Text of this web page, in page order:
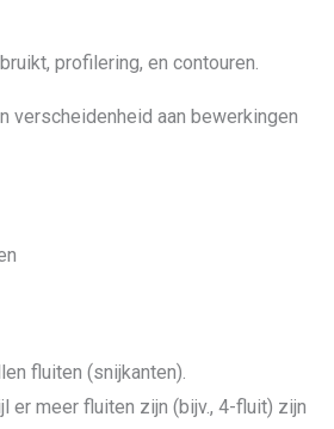
profilering, en contouren.
verscheidenheid aan bewerkingen
fluiten (snijkanten).
er meer fluiten zijn (bijv., 4-fluit) zijn